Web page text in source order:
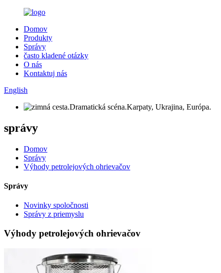
Domov
Produkty
Správy
často kladené otázky
O nás
Kontaktuj nás
English
správy
Domov
Správy
Výhody petrolejových ohrievačov
Správy
Novinky spoločnosti
Správy z priemyslu
Výhody petrolejových ohrievačov